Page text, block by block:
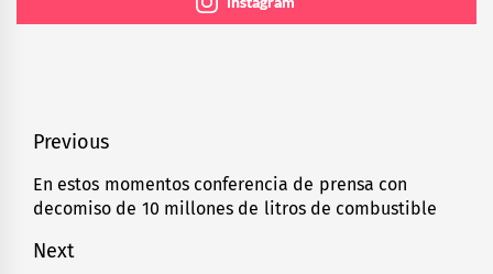
Navegación
de
entradas
Previous
Previous
post:
En estos momentos conferencia de prensa con
decomiso de 10 millones de litros de combustible
Next